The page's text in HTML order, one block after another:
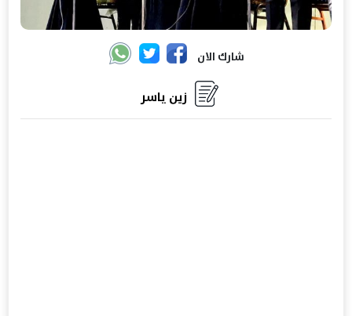
شارك الان
زين ياسر